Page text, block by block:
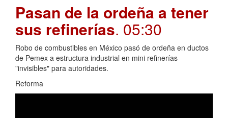
Pasan de la ordeña a tener
sus refinerías. 05:30
Robo de combustibles en México pasó de ordeña en ductos
de Pemex a estructura industrial en mini refinerías
"invisibles" para autoridades.
Reforma